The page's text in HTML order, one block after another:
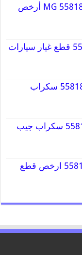
قطع غيار أم جي MG 55818355 أرخص
قطع غيار كيا 55818355 قطع غيار سيارات
قطع غيار باجيرو 55818355 سكراب
قطع غيار جيب 55818355 سكراب جيب
قطع غيار دودج 55818355 ارخص قطع